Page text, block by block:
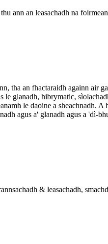
ann an leasachadh na
tha an fhactaraidh againn air
glanadh, hibrymatic,
le daoine a sheachnadh.
agus a' glanadh agus a 'dì-
& leasachadh,